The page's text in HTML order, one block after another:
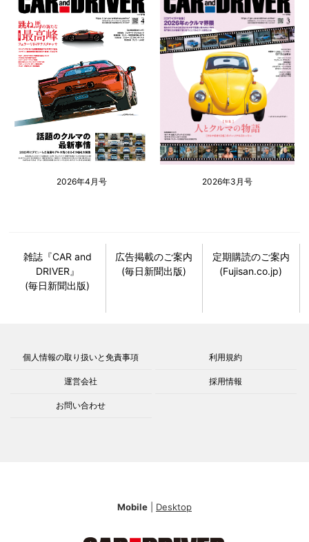
2026年4月号 2026年3月号
雑誌『CAR and
DRIVER』
(毎日新聞出版)
広告掲載のご案内
(毎日新聞出版)
定期購読のご案内
(Fujisan.co.jp)
個人情報の取り扱いと免責事項 利用規約
運営会社 採用情報
お問い合わせ
Mobile Desktop